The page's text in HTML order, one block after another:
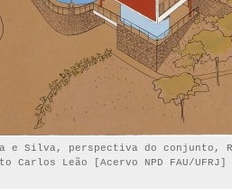
e Silva, perspectiva do conjunto,
Leão [Acervo NPD FAU/UFRJ]